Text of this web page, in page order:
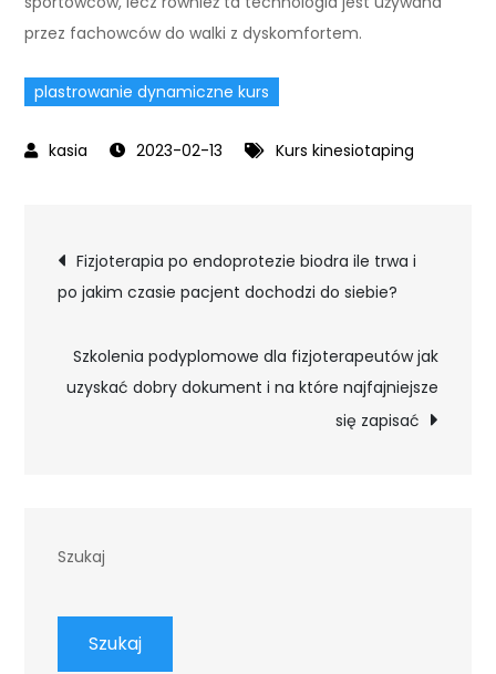
przez fachowców do walki z dyskomfortem.
plastrowanie dynamiczne kurs
2023-02-13 Kurs kinesiotaping
Nawigacja
wpisu
Fizjoterapia po endoprotezie biodra ile trwa i
po jakim czasie pacjent dochodzi do siebie?
Szkolenia podyplomowe dla fizjoterapeutów jak
uzyskać dobry dokument i na które najfajniejsze
się zapisać
Szukaj
Szukaj